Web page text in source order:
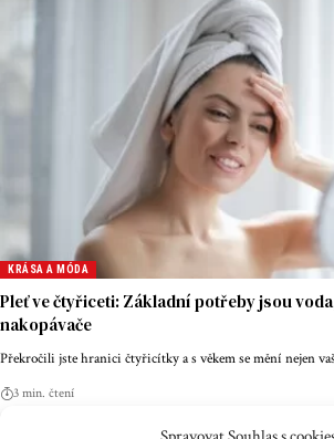
KRÁSA A MÓDA
Pleť ve čtyřiceti: Základní potřeby jsou
nakopávače
Překročili jste hranici čtyřicítky a s věkem se mění nejen
3 min. čtení